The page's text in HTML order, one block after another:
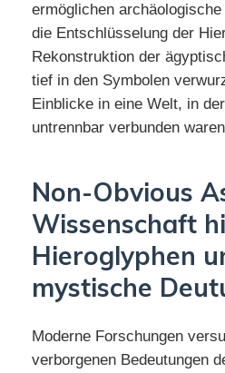
ermöglichen
die Entschlüsselung der
Rekonstruktion der
tief in den Symbolen
Einblicke in eine Welt, in
untrennbar verbunden
Non-Obvious
Wissenschaft
Hieroglyphen
mystische
Moderne Forschungen
verborgenen Bedeutungen